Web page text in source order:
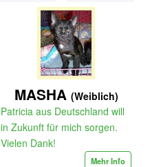
MASHA (Weiblich)
Patricia aus Deutschland will
in Zukunft für mich sorgen.
Vielen Dank!
Mehr Info